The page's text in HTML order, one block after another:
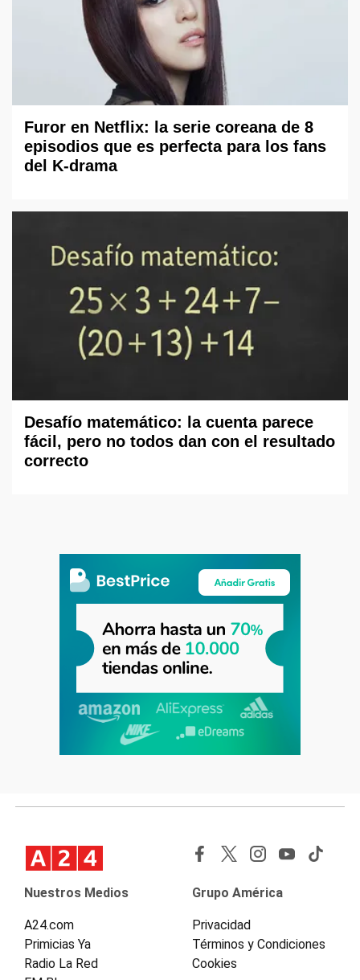
Furor en Netflix: la serie coreana de 8
episodios que es perfecta para los fans
del K-drama
Desafío matemático: la cuenta parece
fácil, pero no todos dan con el resultado
correcto
Nuestros Medios
A24.com
Primicias Ya
Radio La Red
Grupo América
Privacidad
Términos y Condiciones
Cookies